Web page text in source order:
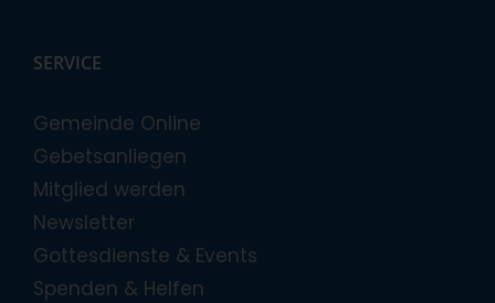
SERVICE
Gemeinde Online
Gebetsanliegen
Mitglied werden
Newsletter
Gottesdienste & Events
Spenden & Helfen